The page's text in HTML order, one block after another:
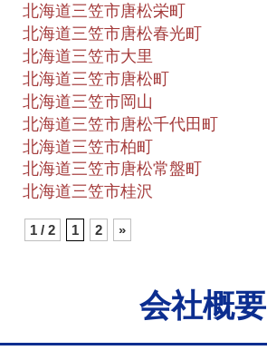
北海道三笠市唐松栄町
北海道三笠市唐松春光町
北海道三笠市大里
北海道三笠市唐松町
北海道三笠市岡山
北海道三笠市唐松千代田町
北海道三笠市柏町
北海道三笠市唐松常盤町
北海道三笠市桂沢
1 / 2 1 2 »
会社概要